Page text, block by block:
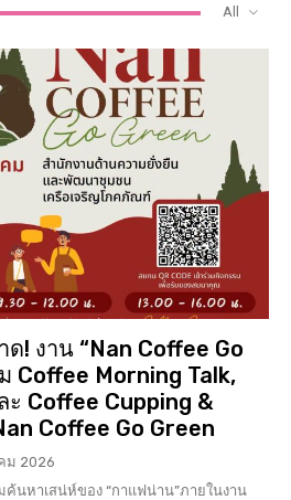
All
! งาน “Nan Coffee Go
Coffee Morning Talk,
Coffee Cupping &
Coffee Go Green
ม 2026